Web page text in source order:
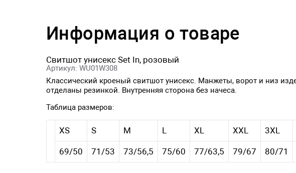
Информация о товаре
Свитшот унисекс Set In, розовый
Артикул: WU01W308
Классический кроеный свитшот унисекс. Манжеты, ворот и низ
отделаны резинкой. Внутренняя сторона без начеса.
Таблица размеров:
XS S M L XL XXL 3XL
69/50 71/53 73/56,5 75/60 77/63,5 79/67 80/71